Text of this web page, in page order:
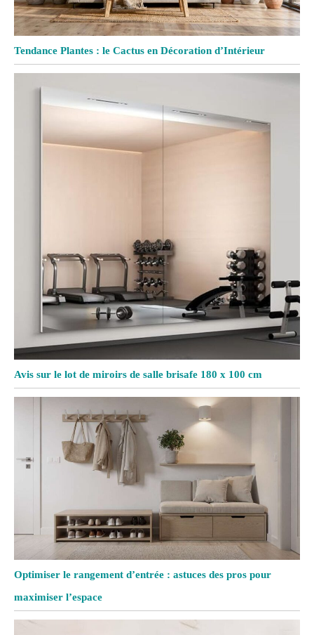
Tendance Plantes : le Cactus en Décoration d’Intérieur
Avis sur le lot de miroirs de salle brisafe 180 x 100 cm
Optimiser le rangement d’entrée : astuces des pros pour
maximiser l’espace